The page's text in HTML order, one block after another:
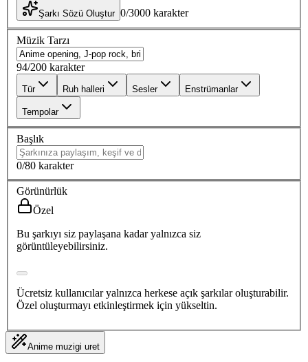
Şarkı Sözü Oluştur 0/3000 karakter
Müzik Tarzı
94/200 karakter
Tür Ruh halleri Sesler Enstrümanlar
Tempolar
Başlık
0/80 karakter
Görünürlük
Özel
Bu şarkıyı siz paylaşana kadar yalnızca siz
görüntüleyebilirsiniz.
Ücretsiz kullanıcılar yalnızca herkese açık şarkılar oluşturabilir.
Özel oluşturmayı etkinleştirmek için yükseltin.
Anime muzigi uret